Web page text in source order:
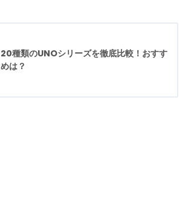
20種類のUNOシリーズを徹底比較！おすす
めは？